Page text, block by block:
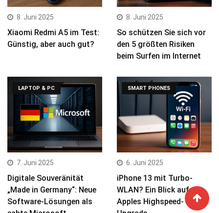
8. Juni 2025
Xiaomi Redmi A5 im Test:
Günstig, aber auch gut?
8. Juni 2025
So schützen Sie sich vor
den 5 größten Risiken
beim Surfen im Internet
LAPTOP & PC
7. Juni 2025
Digitale Souveränität
„Made in Germany“: Neue
Software-Lösungen als
SMART PHONES
6. Juni 2025
iPhone 13 mit Turbo-
WLAN? Ein Blick auf
Apples Highspeed-